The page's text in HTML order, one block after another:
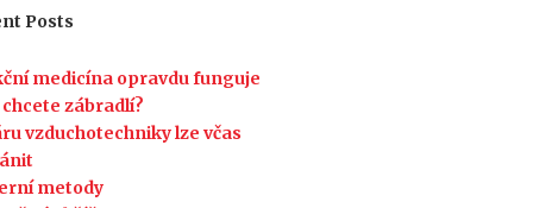
Posts
medicína opravdu funguje
chcete zábradlí?
vzduchotechniky lze včas
metody